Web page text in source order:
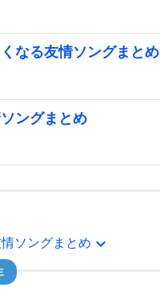
なる友情ソングまとめ
ングまとめ
ソングまとめ expand_more